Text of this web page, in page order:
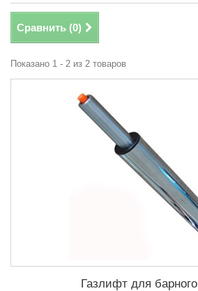
Сравнить (0)
Показано 1 - 2 из 2 товаров
Газлифт для